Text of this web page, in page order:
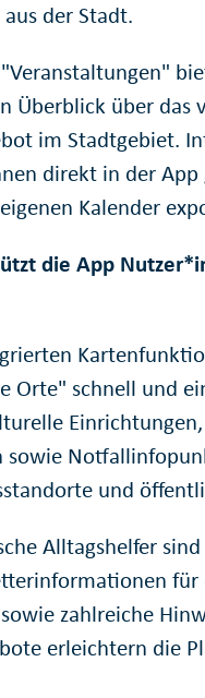
der Stadt.
Überblick über das
im Stadtgebiet.
direkt in der App
Kalender
die App
Orte" schnell und
sowie
und
Alltagshelfer
für
zahlreiche
erleichtern die